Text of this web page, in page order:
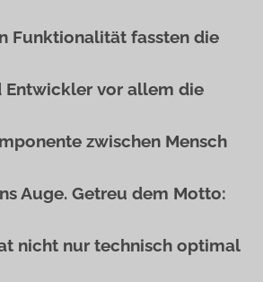
Funktionalität fassten die
Entwickler vor allem die
zwischen Mensch
Auge. Getreu dem Motto:
nicht nur technisch optimal